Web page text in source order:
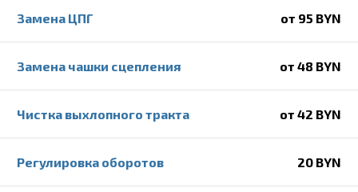
Замена ЦПГ от 95 BYN
Замена чашки сцепления от 48 BYN
Чистка выхлопного тракта от 42 BYN
Регулировка оборотов 20 BYN